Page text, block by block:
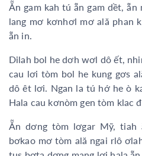
Ẵn gam kah tú ẵn gam dềt,
lang mơ kơnhơl mơ ală phan
ẵn in.
Dilah bol he dơh wơl dô ết,
cau lơi tòm bol he kung gơs
dô êt lơi. Ngan la tú hớ he ò
Hala cau kơnòm gen tòm klac
Ẵn dơng tòm lơgar Mỹ, tiah
bơkao mơ tòm ală ngai rlô